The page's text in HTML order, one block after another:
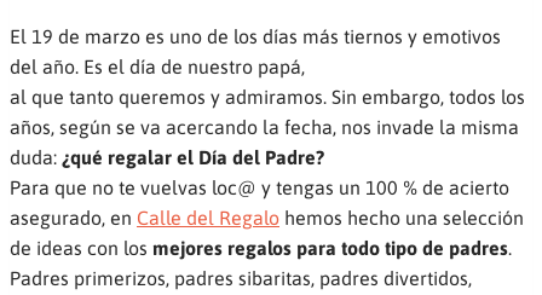
El 19 de marzo es uno de los días más tiernos y emotivos
del año. Es el día de nuestro papá,
al que tanto queremos y admiramos. Sin embargo, todos los
años, según se va acercando la fecha, nos invade la misma
duda: ¿qué regalar el Día del Padre?
Para que no te vuelvas loc@ y tengas un 100 % de acierto
asegurado, en Calle del Regalo hemos hecho una selección
de ideas con los mejores regalos para todo tipo de padres.
Padres primerizos, padres sibaritas, padres divertidos,